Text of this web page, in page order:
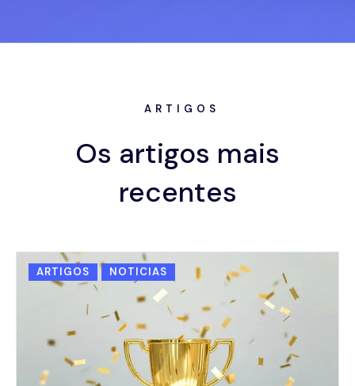
ARTIGOS
Os artigos mais
recentes
ARTIGOS NOTICIAS